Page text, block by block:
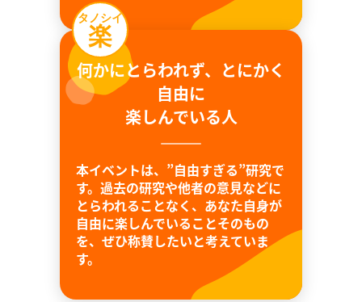
タノシイ
楽
何かにとらわれず、とにかく
自由に
楽しんでいる人
本イベントは、”自由すぎる”研究で
す。過去の研究や他者の意見などに
とらわれることなく、あなた自身が
自由に楽しんでいることそのもの
を、ぜひ称賛したいと考えていま
す。